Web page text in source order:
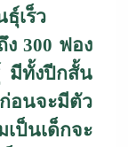
เร็ว
ง300 ฟอง
มีทั้งปีกสั้น
อนจะมีตัว
ป็นเด็กจะ